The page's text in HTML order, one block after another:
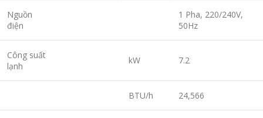
Nguồn
điện
1 Pha, 220/240V,
50Hz
Công suất
lạnh
kW 7.2
BTU/h 24,566